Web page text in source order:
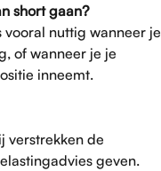
short gaan?
nuttig wanneer je
of wanneer je je
inneemt.
verstrekken de
geven.